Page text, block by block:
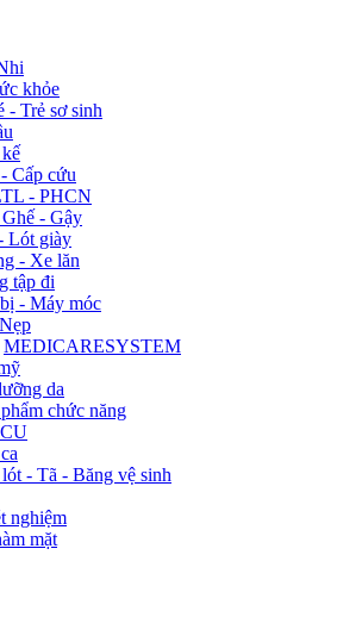
khỏe
- Trẻ sơ sinh
Cấp cứu
- PHCN
- Gậy
Lót giày
- Xe lăn
tập đi
- Máy móc
MEDICARESYSTEM
da
chức năng
- Tã - Băng vệ sinh
nghiệm
mặt